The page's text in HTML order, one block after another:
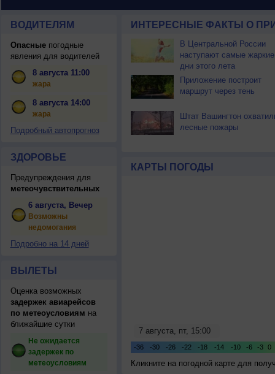
ВОДИТЕЛЯМ
Опасныепогодные
явления для водителей
8 августа 11:00
жара
8 августа 14:00
жара
Подробный автопрогноз
ЗДОРОВЬЕ
Предупреждения для
метеочувствительных
6 августа, Вечер
Возможны
недомогания
Подробно на 14 дней
ВЫЛЕТЫ
Оценка возможных
задержек авиарейсов
по метеоусловиям на
ближайшие сутки
Не ожидается
задержек по
метеоусловиям
ИНТЕРЕСНЫЕ ФАКТЫ О
В Центральной России
наступают самые жаркие
дни этого лета
Приложение построит
маршрут через тень
Штат Вашингтон
лесные пожары
КАРТЫ ПОГОДЫ
Кликните на погодной карте для